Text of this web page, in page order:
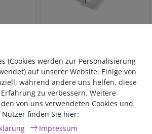
40,00 €*
sofort lieferbar
*inkl. 19% MwSt.
(Cookies werden zur Personalisierung
auf unserer Website. Einige von
während andere uns helfen, diese
zu verbessern. Weitere
von uns verwendeten Cookies und
finden Sie hier:
Impressum